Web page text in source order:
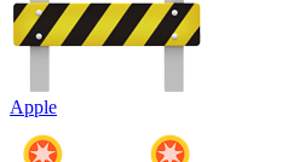
Apple